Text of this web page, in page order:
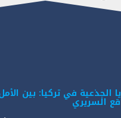
الجذعية في تركيا: بين
السريري